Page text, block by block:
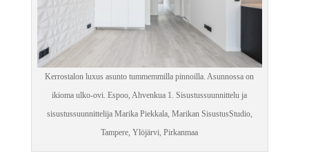
Kerrostalon luxus asunto tummemmilla pinnoilla. Asunnossa on
ikioma ulko-ovi. Espoo, Ahvenkua 1. Sisustussuunnittelu ja
sisustussuunnittelija Marika Piekkala, Marikan SisustusStudio,
Tampere, Ylöjärvi, Pirkanmaa